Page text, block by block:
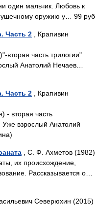
один мальчик. Любовь к
оружию у… 99 руб
Часть 2 , Крапивин
вторая часть трилогии"
Анатолий Нечаев…
Часть 2 , Крапивин
- вторая часть
Уже взрослый Анатолий
, С. Ф. Ахметов (1982)
их происхождение,
Рассказывается о…
Северюхин (2015)